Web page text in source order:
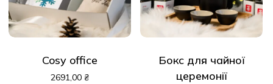
Cosy office
2691,00 ₴
Бокс для чайної
церемонії